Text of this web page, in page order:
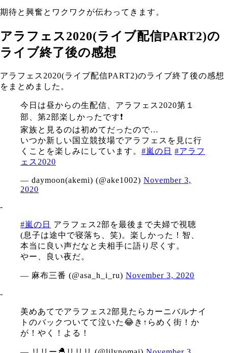
期待と興奮とワクワクが伝わってきます。
アラフェス2020(ライブ配信PART2)の
ライブ終了後の感想
アラフェス2020(ライブ配信PART2)のライブ終了後の感想
をまとめました。
今日は昼からの生配信、アラフェス2020第１
部、第2部楽しかったです❗
家族と見るのは初めてだったので…
いつか新しい国立競技場でアラフェスを見に行
くことを楽しみにしています。 #嵐の日 #アラフ
ェス2020
— daymoon(akemi) (@ake1002) November 3,
2020
‐
#嵐の日
アラフェス2部を最後まで夫婦で視聴
(息子は途中で寝落ち、笑)。楽しかった！智、
本当に良い声だなと夫相手に語り尽くす。
やー、良い夜だ。
— 麻布三番 (@asa_h_i_ru) November 3, 2020
‐
美めあてでアラフェス2部見たらカーニバルナイ
トのバックついてて泣いた😂き↑らめく街！か
が！やく！よる！